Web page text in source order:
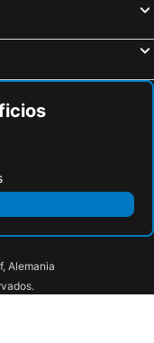
Alemania